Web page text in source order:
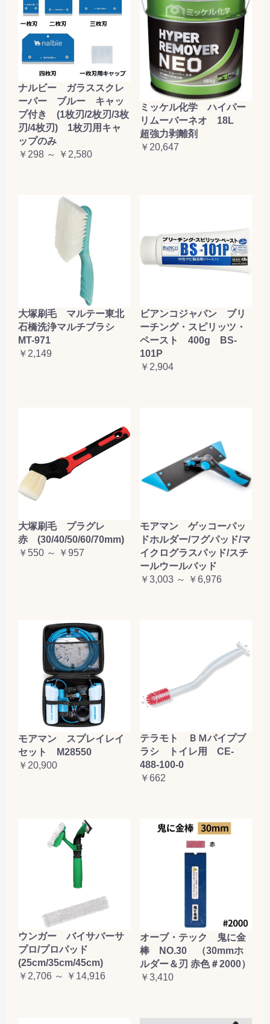
ナルビー ガラススクレ
ーパー ブルー キャッ
プ付き (1枚刃/2枚刃/3枚
刃/4枚刃) 1枚刃用キャ
ップのみ
￥298 ～ ￥2,580
ミッケル化学 ハイパー
リムーバーネオ 18L
超強力剥離剤
￥20,647
大塚刷毛 マルテー東北
石橋洗浄マルチブラシ
MT-971
￥2,149
ビアンコジャパン ブリ
ーチング・スピリッツ・
ペースト 400g BS-
101P
￥2,904
大塚刷毛 プラグレ
赤 (30/40/50/60/70mm)
￥550 ～ ￥957
モアマン ゲッコーパッ
ドホルダー/フグパッド/マ
イクログラスパッド/スチ
ールウールバッド
￥3,003 ～ ￥6,976
モアマン スプレイレイ
セット M28550
￥20,900
テラモト ＢＭパイプブ
ラシ トイレ用 CE-
488-100-0
￥662
ウンガー バイサバーサ
プロ/プロパッド
(25cm/35cm/45cm)
￥2,706 ～ ￥14,916
オーブ・テック 鬼に金
棒 NO.30 （30mmホ
ルダー＆刃 赤色＃2000）
￥3,410